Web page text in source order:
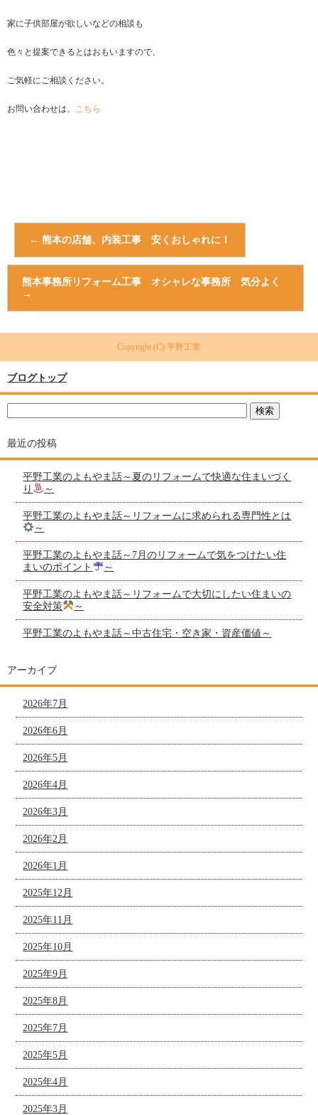
家に子供部屋が欲しいなどの相談も
色々と提案できるとはおもいますので、
ご気軽にご相談ください。
お問い合わせは、 こちら
← 熊本の店舗、内装工事 安くおしゃれに！
熊本事務所リフォーム工事 オシャレな事務所 気分よく
→
Copyright (C) 平野工業
ブログトップ
最近の投稿
平野工業のよもやま話～夏のリフォームで快適な住まいづく
り
～
平野工業のよもやま話～リフォームに求められる専門性とは
～
平野工業のよもやま話～7月のリフォームで気をつけたい住
まいのポイント
～
平野工業のよもやま話～リフォームで大切にしたい住まいの
安全対策
～
平野工業のよもやま話～中古住宅・空き家・資産価値～
アーカイブ
2026年7月
2026年6月
2026年5月
2026年4月
2026年3月
2026年2月
2026年1月
2025年12月
2025年11月
2025年10月
2025年9月
2025年8月
2025年7月
2025年5月
2025年4月
2025年3月